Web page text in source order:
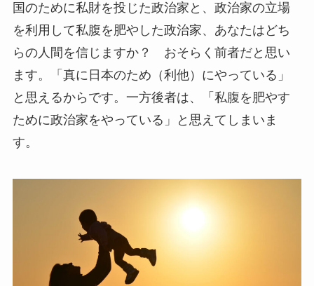
国のために私財を投じた政治家と、政治家の立場
を利用して私腹を肥やした政治家、あなたはどち
らの人間を信じますか？ おそらく前者だと思い
ます。「真に日本のため（利他）にやっている」
と思えるからです。一方後者は、「私腹を肥やす
ために政治家をやっている」と思えてしまいま
す。